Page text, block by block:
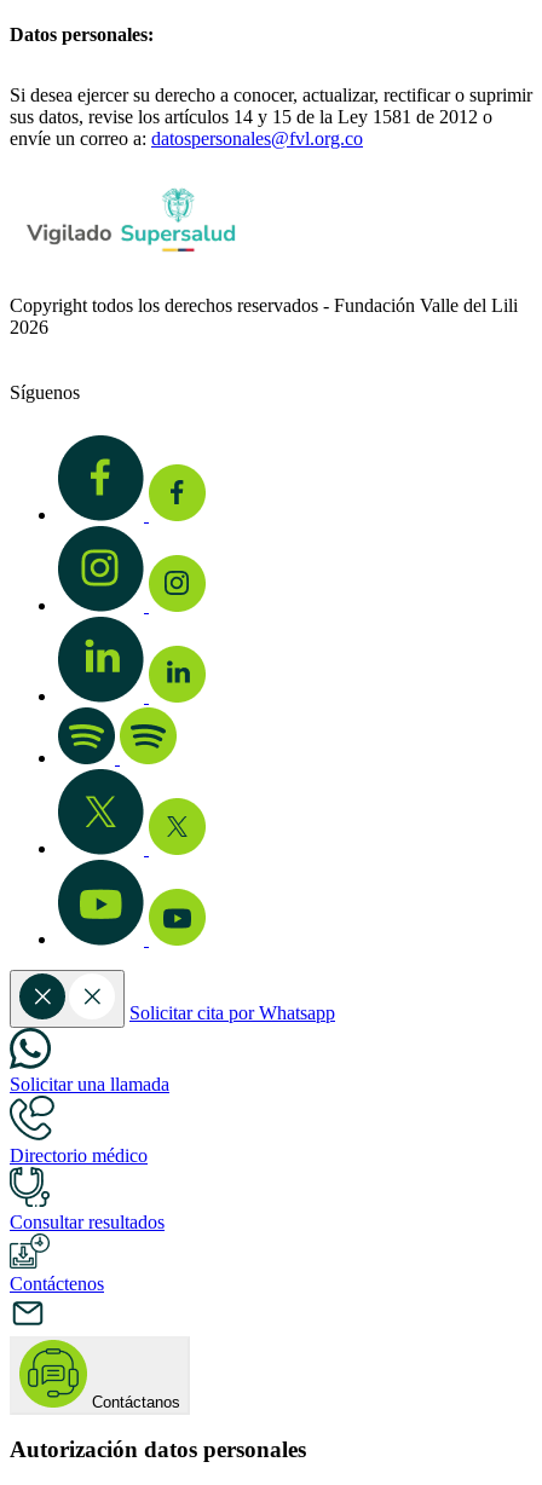
Datos personales:
Si desea ejercer su derecho a conocer, actualizar, rectificar o suprimir
sus datos, revise los artículos 14 y 15 de la Ley 1581 de 2012 o
envíe un correo a: datospersonales@fvl.org.co
Copyright todos los derechos reservados - Fundación Valle del Lili
2026
Síguenos
Solicitar cita por Whatsapp
Solicitar una llamada
Directorio médico
Consultar resultados
Contáctenos
Contáctanos
Autorización datos personales